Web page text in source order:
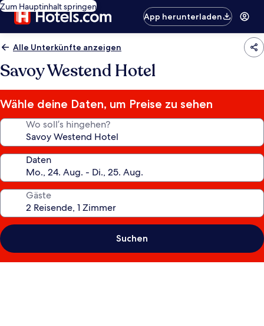
Zum Hauptinhalt springen
App herunterladen
Alle Unterkünfte anzeigen
Savoy Westend Hotel
Wähle deine Daten, um Preise zu sehen
Wo soll’s hingehen?
Daten
Gäste
Suchen